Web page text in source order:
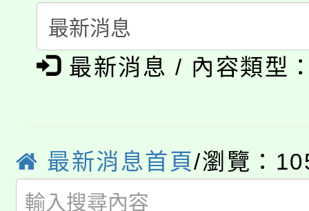
程
「本色祭」8/29、30在
場熱烈登場!
8/21下午1時於龍潭區
YOUNG桃局內行報名
開!
115年桃園市運動會8/
田徑場及游泳池舉行。
桃園市低收入戶享有免
最新消息 / 內容類型
最新消息首頁/瀏覽：